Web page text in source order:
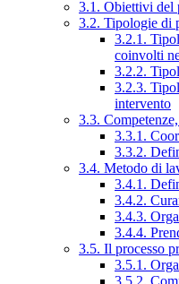
3.1. Obiettivi del
3.2. Tipologie di
3.2.1.
coinvolti
3.2.2.
3.2.3.
intervento
3.3.
3.3.1.
3.3.2.
3.4. Metodo di
3.4.1.
3.4.2.
3.4.3.
3.4.4.
3.5. Il processo
3.5.1.
3.5.2.